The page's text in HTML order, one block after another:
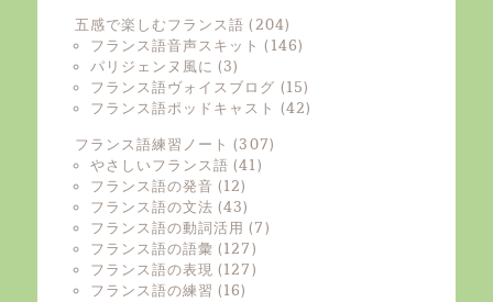
五感で楽しむフランス語 (204)
フランス語音声スキット (146)
パリジェンヌ風に (3)
フランス語ヴォイスブログ (15)
フランス語ポッドキャスト (42)
フランス語練習ノート (307)
やさしいフランス語 (41)
フランス語の発音 (12)
フランス語の文法 (43)
フランス語の動詞活用 (7)
フランス語の語彙 (127)
フランス語の表現 (127)
フランス語の練習 (16)